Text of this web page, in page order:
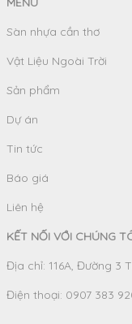
Sàn nhựa cần thơ
Vật Liệu Ngoài Trời
Sản phẩm
Dự án
Tin tức
Báo giá
Liên hệ
KẾT NỐI VỚI CHÚNG
Địa chỉ: 116A, Đường 3
Điện thoại: 0907 383